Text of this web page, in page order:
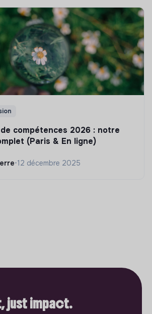
compétences 2026 : notre
(Paris & En ligne)
•12 décembre 2025
just impact.